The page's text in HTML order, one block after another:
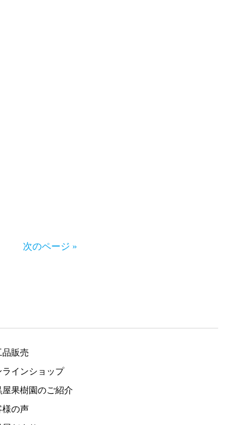
次のページ »
品販売
ラインショップ
屋果樹園のご紹介
様の声